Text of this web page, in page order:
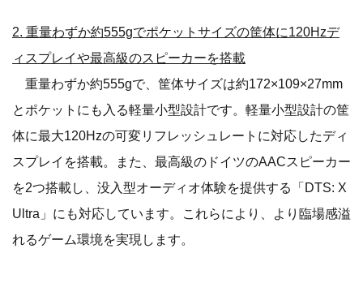
2. 重量わずか約555gでポケットサイズの筐体に120Hzデ
ィスプレイや最高級のスピーカーを搭載
重量わずか約555gで、筐体サイズは約172×109×27mm
とポケットにも入る軽量小型設計です。軽量小型設計の筐
体に最大120Hzの可変リフレッシュレートに対応したディ
スプレイを搭載。また、最高級のドイツのAACスピーカー
を2つ搭載し、没入型オーディオ体験を提供する「DTS: X
Ultra」にも対応しています。これらにより、より臨場感溢
れるゲーム環境を実現します。